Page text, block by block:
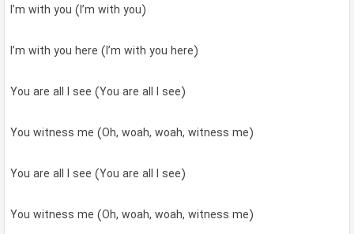
I’m with you (I’m with you)
I’m with you here (I’m with you here)
You are all I see (You are all I see)
You witness me (Oh, woah, woah, witness me)
You are all I see (You are all I see)
You witness me (Oh, woah, woah, witness me)